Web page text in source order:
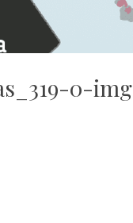
0-img